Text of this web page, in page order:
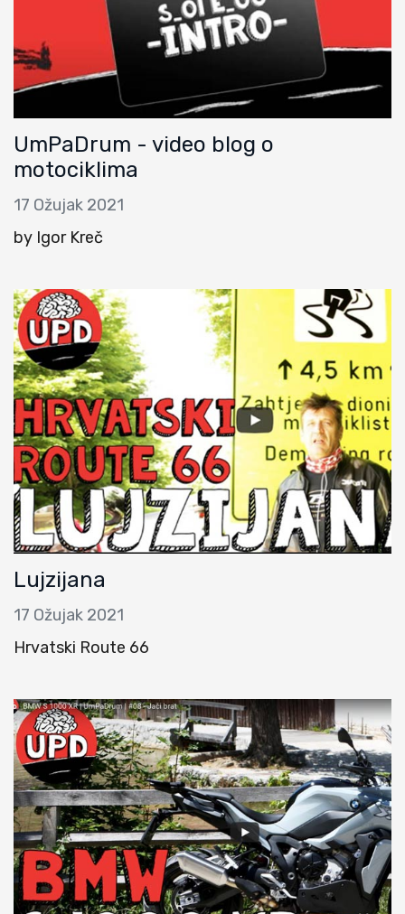
UmPaDrum - video blog o
motociklima
17 Ožujak 2021
by Igor Kreč
Lujzijana
17 Ožujak 2021
Hrvatski Route 66